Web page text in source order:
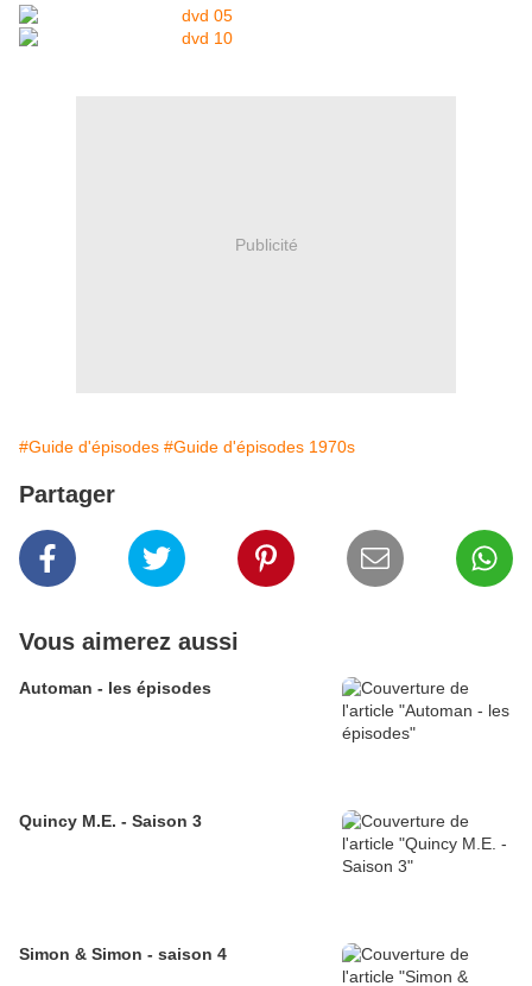
Publicité
#Guide d'épisodes #Guide d'épisodes 1970s
Partager
Vous aimerez aussi
Automan - les épisodes
Quincy M.E. - Saison 3
Simon & Simon - saison 4